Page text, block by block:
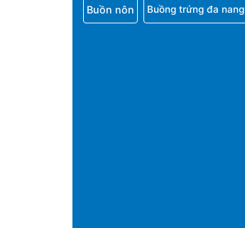
Buồn nôn Buồng trứng đa nang